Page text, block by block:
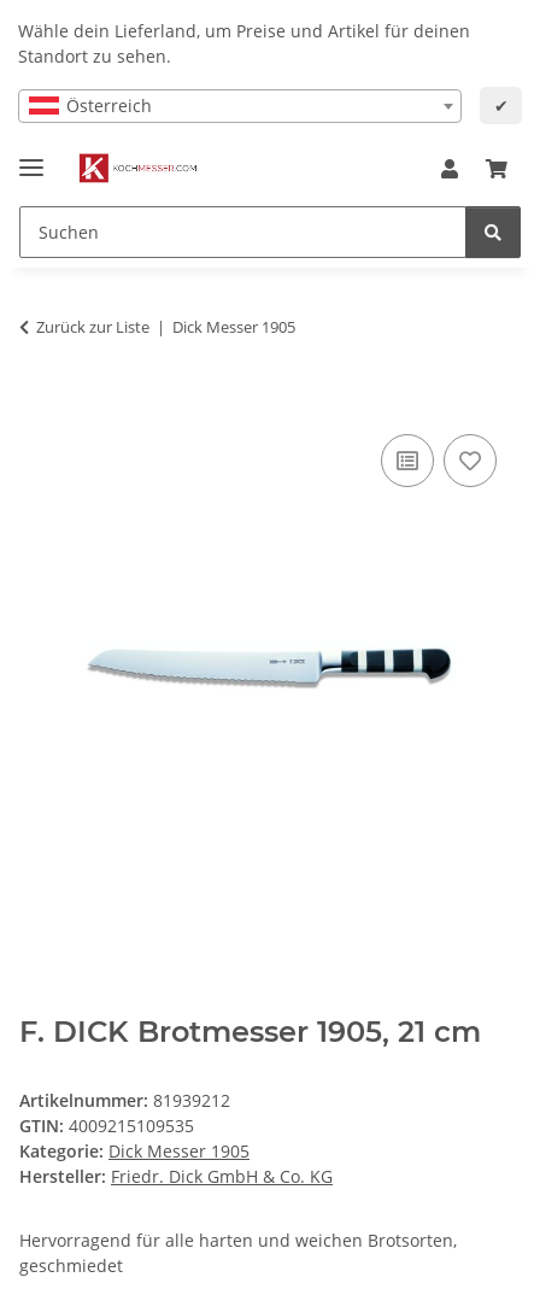
Wähle dein Lieferland, um Preise und Artikel für deinen
Standort zu sehen.
Österreich ✔
Zurück zur Liste Dick Messer 1905
F. DICK Brotmesser 1905, 21 cm
Artikelnummer: 81939212
GTIN: 4009215109535
Kategorie: Dick Messer 1905
Hersteller: Friedr. Dick GmbH & Co. KG
Hervorragend für alle harten und weichen Brotsorten,
geschmiedet